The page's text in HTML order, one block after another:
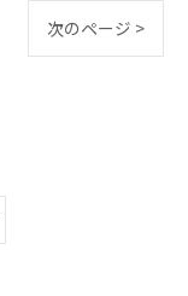
次のページ >